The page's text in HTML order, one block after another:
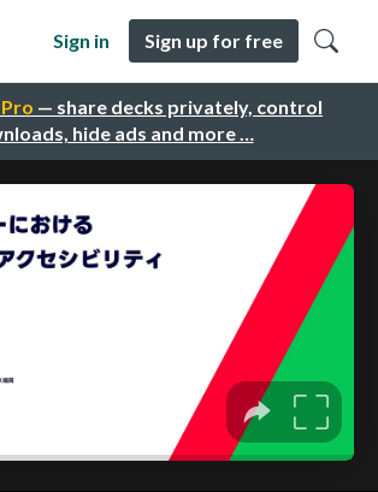
— share decks privately, control
hide ads and more …
Sign in Sign up for free